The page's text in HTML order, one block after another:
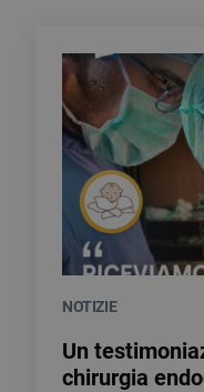
NOTIZIE
Un
chirurgia